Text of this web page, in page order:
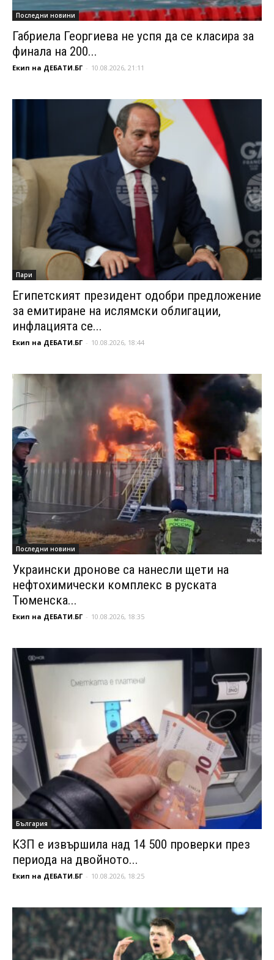
Последни новини
Габриела Георгиева не успя да се класира за
финала на 200...
Екип на ДЕБАТИ.БГ - 10.08.2026, 21:11
Пари
Египетският президент одобри предложение
за емитиране на ислямски облигации,
инфлацията се...
Екип на ДЕБАТИ.БГ - 10.08.2026, 18:44
Последни новини
Украински дронове са нанесли щети на
нефтохимически комплекс в руската
Тюменска...
Екип на ДЕБАТИ.БГ - 10.08.2026, 18:35
България
КЗП е извършила над 14 500 проверки през
периода на двойното...
Екип на ДЕБАТИ.БГ - 10.08.2026, 18:25